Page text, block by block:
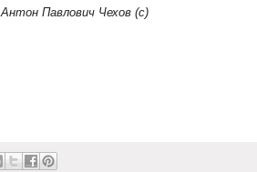
Антон Павлович Чехов (с)